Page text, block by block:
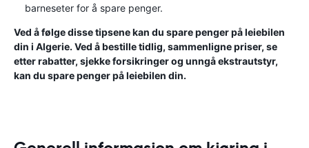
barneseter for å spare penger.
Ved å følge disse tipsene kan du spare penger på leiebilen
din i Algerie. Ved å bestille tidlig, sammenligne priser, se
etter rabatter, sjekke forsikringer og unngå ekstrautstyr,
kan du spare penger på leiebilen din.